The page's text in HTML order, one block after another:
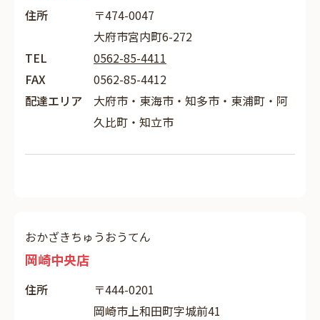
住所
〒474-0047
大府市宮内町6-272
TEL
0562-85-4411
FAX
0562-85-4412
配達エリア
大府市・東海市・知多市・東浦町・阿
久比町・知立市
おかざきちゅうおうてん
岡崎中央店
住所
〒444-0201
岡崎市上和田町字城前41